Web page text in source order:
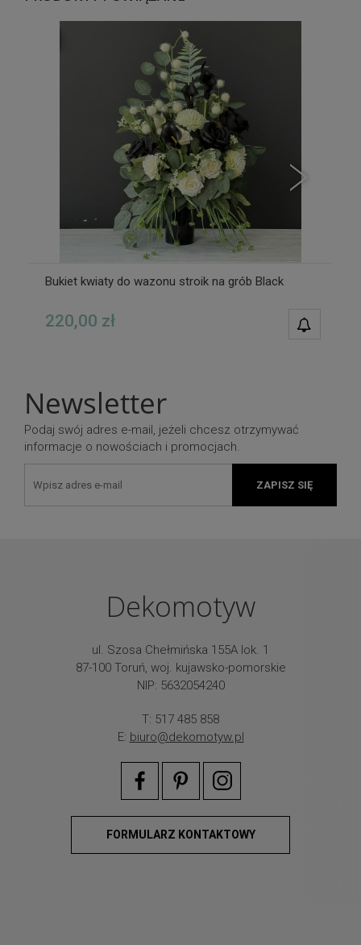
Bukiet kwiaty do wazonu stroik na grób Black
220,00 zł
Newsletter
Podaj swój adres e-mail, jeżeli chcesz otrzymywać
informacje o nowościach i promocjach.
ZAPISZ SIĘ
Dekomotyw
ul. Szosa Chełmińska 155A lok. 1
87-100 Toruń, woj. kujawsko-pomorskie
NIP: 5632054240
T: 517 485 858
E: biuro@dekomotyw.pl
FORMULARZ KONTAKTOWY